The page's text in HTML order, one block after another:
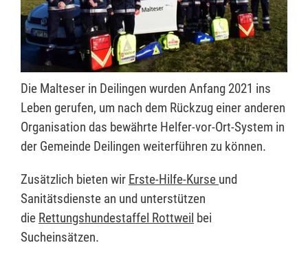
Die Malteser in Deilingen wurden Anfang 2021 ins
Leben gerufen, um nach dem Rückzug einer anderen
Organisation das bewährte Helfer-vor-Ort-System in
der Gemeinde Deilingen weiterführen zu können.
Zusätzlich bieten wir Erste-Hilfe-Kurse und
Sanitätsdienste an und unterstützen
die Rettungshundestaffel Rottweil bei
Sucheinsätzen.